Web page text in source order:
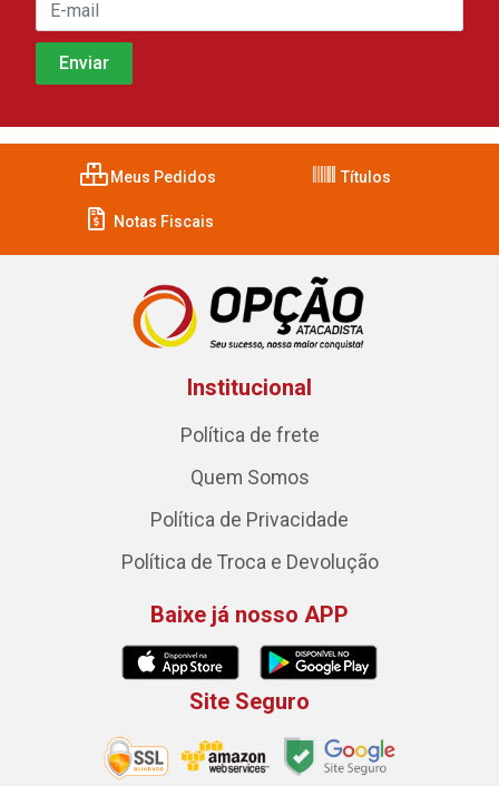
Meus Pedidos Títulos
Notas Fiscais
Institucional
Política de frete
Quem Somos
Política de Privacidade
Política de Troca e Devolução
Baixe já nosso APP
Site Seguro